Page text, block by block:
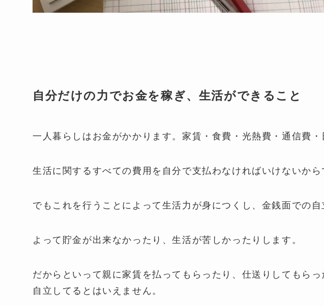
自分だけの力でお金を稼ぎ、生活ができること
一人暮らしはお金がかかります。家賃・食費・光熱費・通信費・
生活に関するすべての費用を自分で支払わなければいけないから
でもこれを行うことによって生活力が身につくし、金銭面での自
よって貯金が出来なかったり、生活が苦しかったりします。
だからといって親に家賃を払ってもらったり、仕送りしてもら
自立してるとはいえません。